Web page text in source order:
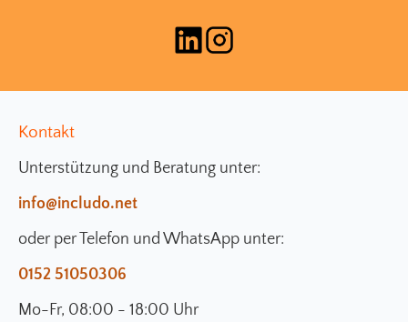
Kontakt
Unterstützung und Beratung unter:
info@includo.net
oder per Telefon und WhatsApp unter:
0152 51050306
Mo-Fr, 08:00 - 18:00 Uhr